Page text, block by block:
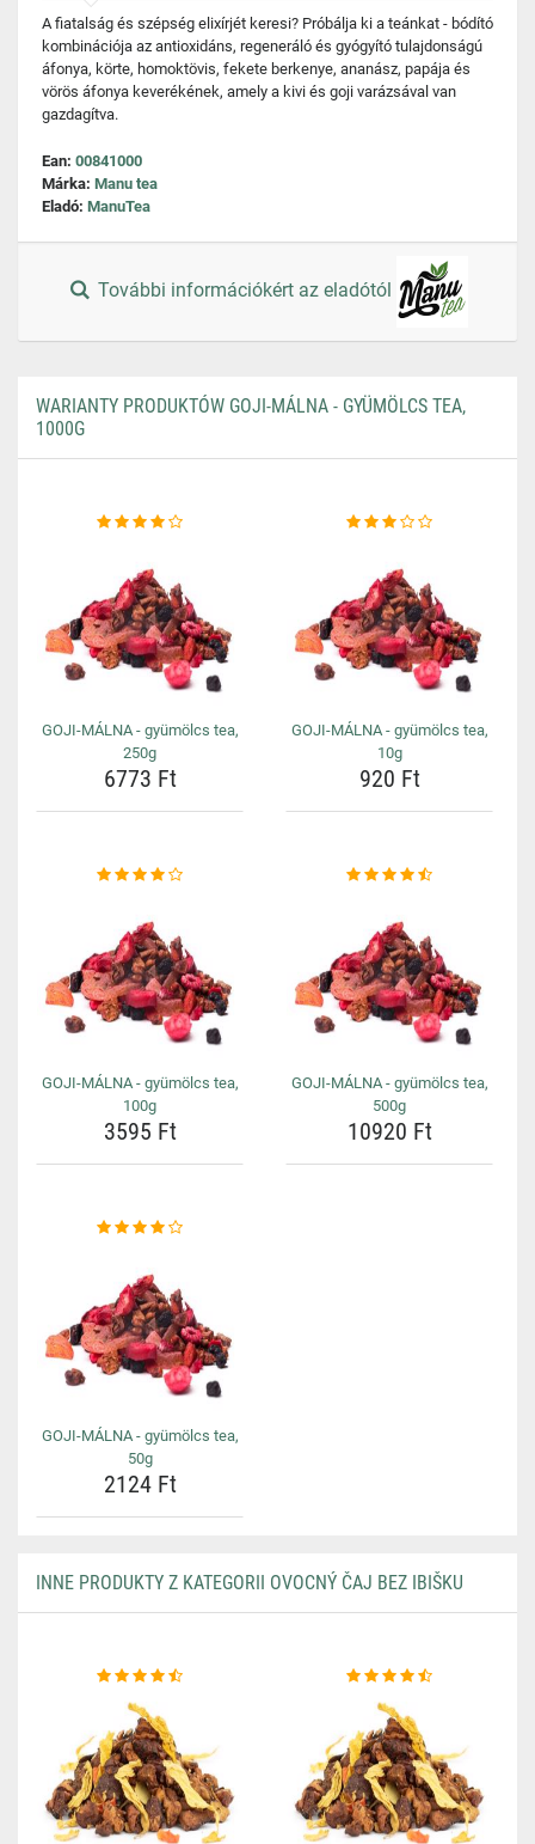
A fiatalság és szépség elixírjét keresi? Próbálja ki a teánkat - bódító
kombinációja az antioxidáns, regeneráló és gyógyító tulajdonságú
áfonya, körte, homoktövis, fekete berkenye, ananász, papája és
vörös áfonya keverékének, amely a kivi és goji varázsával van
gazdagítva.
Ean: 00841000
Márka: Manu tea
Eladó: ManuTea
További információkért az eladótól
WARIANTY PRODUKTÓW GOJI-MÁLNA - GYÜMÖLCS TEA,
1000G
GOJI-MÁLNA - gyümölcs tea,
250g
6773 Ft
GOJI-MÁLNA - gyümölcs tea,
10g
920 Ft
GOJI-MÁLNA - gyümölcs tea,
100g
3595 Ft
GOJI-MÁLNA - gyümölcs tea,
500g
10920 Ft
GOJI-MÁLNA - gyümölcs tea,
50g
2124 Ft
INNE PRODUKTY Z KATEGORII OVOCNÝ ČAJ BEZ IBIŠKU